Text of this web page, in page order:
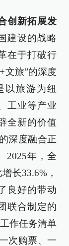
创新拓展发
建设的战略
在于打破行
文旅”的深度
以旅游为纽
工业等产业
全新的价值
深度融合正
2025年，全
长33.6%，
良好的带动
联合制定的
作任务清单
次购票、一